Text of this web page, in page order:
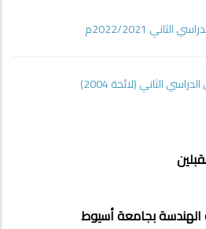
2022/2021م
الثاني (لائحة 2004)
الهندسة بجامعة أسيوط